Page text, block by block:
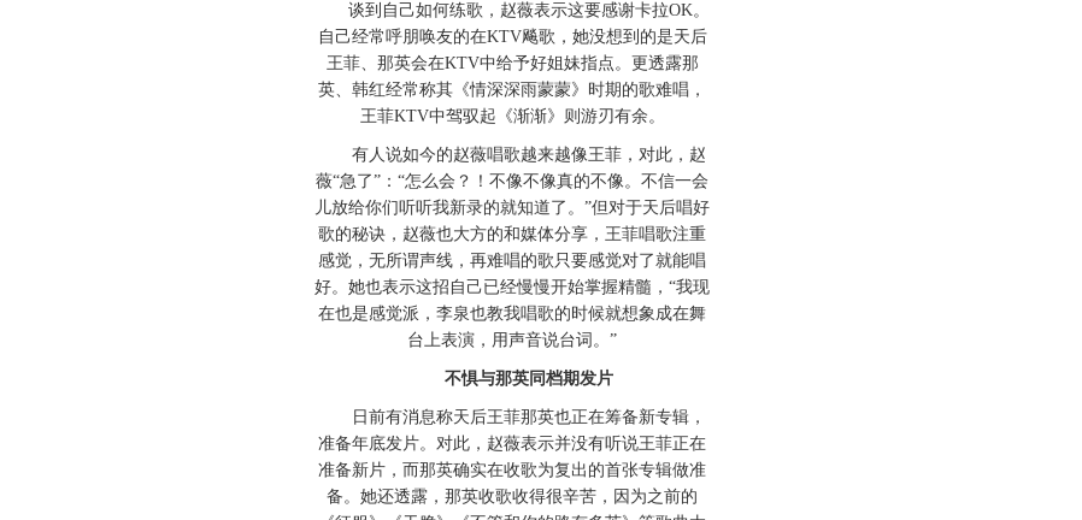
谈到自己如何练歌，赵薇表示这要感谢卡拉OK。
自己经常呼朋唤友的在KTV飚歌，她没想到的是天后
王菲、那英会在KTV中给予好姐妹指点。更透露那
英、韩红经常称其《情深深雨蒙蒙》时期的歌难唱，
王菲KTV中驾驭起《渐渐》则游刃有余。
有人说如今的赵薇唱歌越来越像王菲，对此，赵
薇“急了”：“怎么会？！不像不像真的不像。不信一会
儿放给你们听听我新录的就知道了。”但对于天后唱好
歌的秘诀，赵薇也大方的和媒体分享，王菲唱歌注重
感觉，无所谓声线，再难唱的歌只要感觉对了就能唱
好。她也表示这招自己已经慢慢开始掌握精髓，“我现
在也是感觉派，李泉也教我唱歌的时候就想象成在舞
台上表演，用声音说台词。”
不惧与那英同档期发片
日前有消息称天后王菲那英也正在筹备新专辑，
准备年底发片。对此，赵薇表示并没有听说王菲正在
准备新片，而那英确实在收歌为复出的首张专辑做准
备。她还透露，那英收歌收得很辛苦，因为之前的